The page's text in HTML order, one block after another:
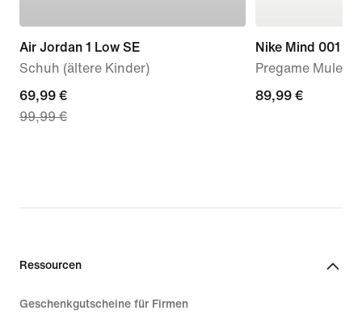
Air Jordan 1 Low SE
Schuh (ältere Kinder)
current
price
99,99 €
69,99 €
99,99 €
Nike Mind 001
Pregame Mule
89,99 €
89,99 €
Ressourcen
Geschenkgutscheine für Firmen